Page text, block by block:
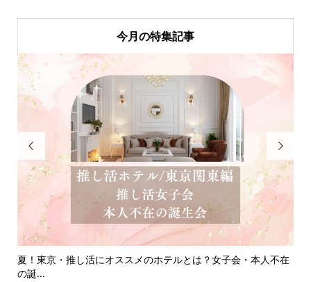
今月の特集記事

簡単キンブレリボンの作り方！安くて可愛いペンラリボン商品
も！
